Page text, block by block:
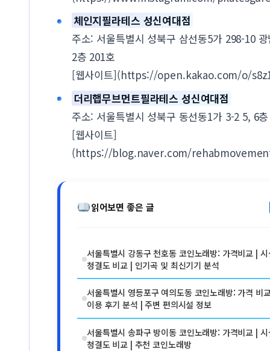
체인지필라테스 성신여대점
주소: 서울특별시 성북구 삼선동5가 298-10
2층 201호
[웹사이트](https://open.kakao.com/o/
더리햅무브먼트필라테스 성신여대점
주소: 서울특별시 성북구 동선동1가 3-2 5, 6층
[웹사이트]
(https://blog.naver.com/
읽어보면 좋은 글
서울특별시 강동구 천호동 코인노래방: 가격비교 |
청결도 비교 | 인기곡 및 최신기기 분석
서울특별시 영등포구 여의도동 코인노래방: 가격 비
이용 후기 분석 | 주변 편의시설 정보
서울특별시 송파구 방이동 코인노래방: 가격비교 |
청결도 비교 | 추천 코인노래방